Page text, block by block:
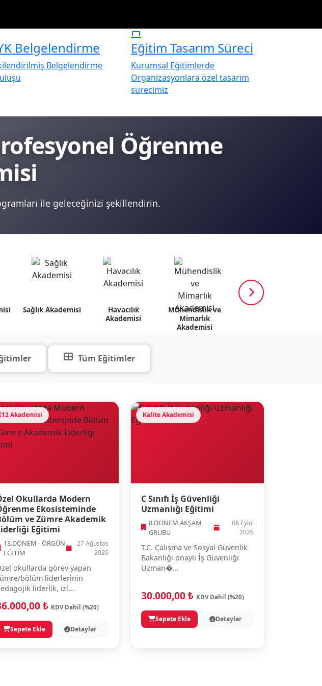
Belgelendirme
Belgelendirme
Eğitim Tasarım Süreci
Kurumsal Eğitimlerde
Organizasyonlara özel tasarım
sürecimiz
Öğrenme
ile geleceğinizi şekillendirin.
Sağlık Akademisi
Havacılık
Akademisi
Mühendislik ve
Mimarlık
Akademisi
Tüm Eğitimler
Akademisi
Okullarda Modern
Ekosisteminde
ve Zümre Akademik
Eğitimi
13.DÖNEM - ÖRGÜN
EĞİTİM
27 Ağustos
2026
okullarda görev yapan
bölüm liderlerinin
liderlik, izl...
₺ KDV Dahil (%20)
Sepete Ekle Detaylar
Kalite Akademisi
C Sınıfı İş Güvenliği
Uzmanlığı Eğitimi
8.DÖNEM AKŞAM
GRUBU
06 Eylül
2026
T.C. Çalışma ve Sosyal Güvenlik
Bakanlığı onaylı İş Güvenliği
Uzman�...
30.000,00 ₺ KDV Dahil (%20)
Sepete Ekle Detaylar